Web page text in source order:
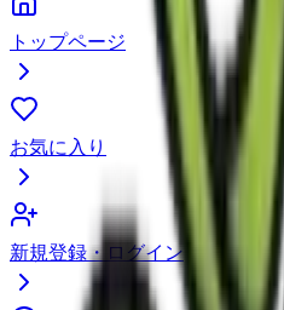
トップページ
お気に入り
新規登録・ログイン